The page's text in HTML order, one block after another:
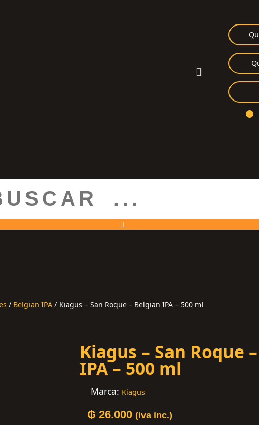
/ Belgian IPA / Kiagus – San Roque – Belgian IPA – 500 ml
Kiagus – San Roque
IPA – 500 ml
Marca: Kiagus
₲ 26.000 (iva inc.)